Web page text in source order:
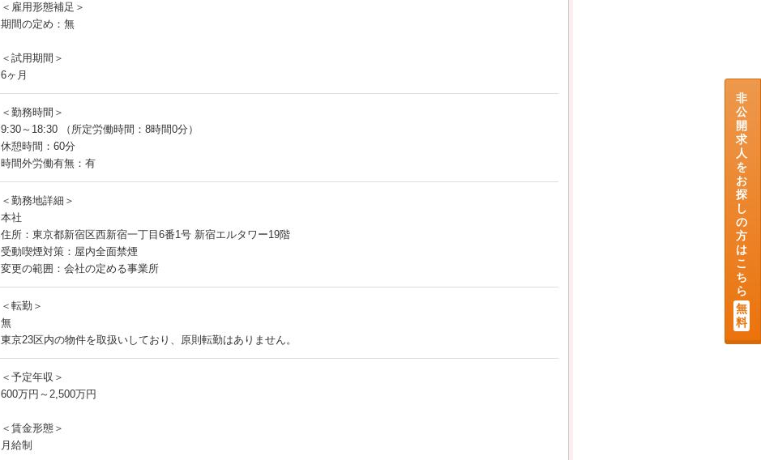
＜雇用形態補足＞
期間の定め：無
＜試用期間＞
6ヶ月
＜勤務時間＞
9:30～18:30 （所定労働時間：8時間0分）
休憩時間：60分
時間外労働有無：有
＜勤務地詳細＞
本社
住所：東京都新宿区西新宿一丁目6番1号 新宿エルタワー19階
受動喫煙対策：屋内全面禁煙
変更の範囲：会社の定める事業所
＜転勤＞
無
東京23区内の物件を取扱いしており、原則転勤はありません。
＜予定年収＞
600万円～2,500万円
＜賃金形態＞
月給制
非
公
開
求
人
を
お
探
し
の
方
は
こ
ち
ら
無
料